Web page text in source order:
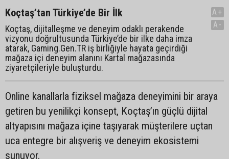
Koçtaş’tan Türkiye’de Bir İlk
Koçtaş, dijitalleşme ve deneyim odaklı perakende
vizyonu doğrultusunda Türkiye’de bir ilke daha imza
atarak, Gaming.Gen.TR iş birliğiyle hayata geçirdiği
mağaza içi deneyim alanını Kartal mağazasında
ziyaretçileriyle buluşturdu.
A+
A-
Online kanallarla fiziksel mağaza deneyimini bir araya
getiren bu yenilikçi konsept, Koçtaş’ın güçlü dijital
altyapısını mağaza içine taşıyarak müşterilere uçtan
uca entegre bir alışveriş ve deneyim ekosistemi
sunuyor.